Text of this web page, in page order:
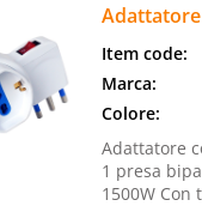
Adattatore
Item code:
Marca:
Colore:
Adattatore
1 presa
1500W